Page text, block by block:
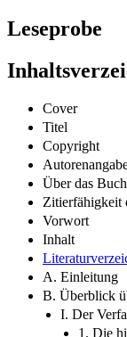
Leseprobe
Cover
Titel
Copyright
Über das Buch
Zitierfähigkeit
Vorwort
Inhalt
A. Einleitung
B. Überblick
I. Der